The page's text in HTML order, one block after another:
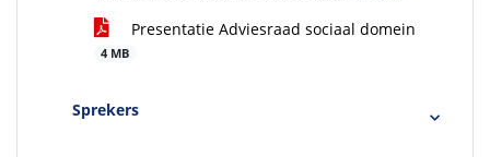
Presentatie Adviesraad sociaal domein
4 MB
Sprekers